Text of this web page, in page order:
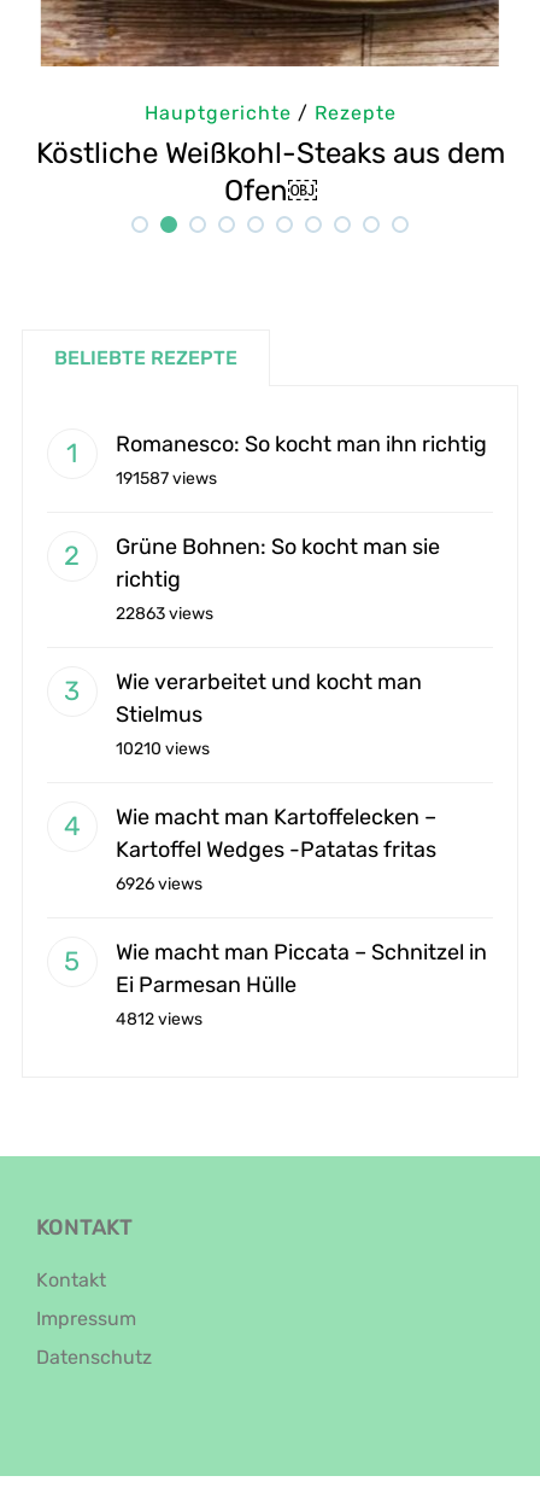
Hauptgerichte / Rezepte
Köstliche Weißkohl-Steaks aus dem
Ofen￼
BELIEBTE REZEPTE
Romanesco: So kocht man ihn richtig
191587 views
Grüne Bohnen: So kocht man sie
richtig
22863 views
Wie verarbeitet und kocht man
Stielmus
10210 views
Wie macht man Kartoffelecken –
Kartoffel Wedges -Patatas fritas
6926 views
Wie macht man Piccata – Schnitzel in
Ei Parmesan Hülle
4812 views
KONTAKT
Kontakt
Impressum
Datenschutz